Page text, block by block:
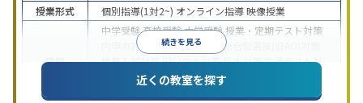
続きを見る
授業形式
個別指導(1対2~) オンライン指導映像授業
目的
中学受験高校受験大学受験 授業・定期テスト対策
内申点対策
学習習慣の定着
総合型選抜(旧AO)対策
推薦入試対策国公立大対策私大対策共通テスト対
英検(英語検定)対策漢検(漢字検定)対策
近くの教室を探す